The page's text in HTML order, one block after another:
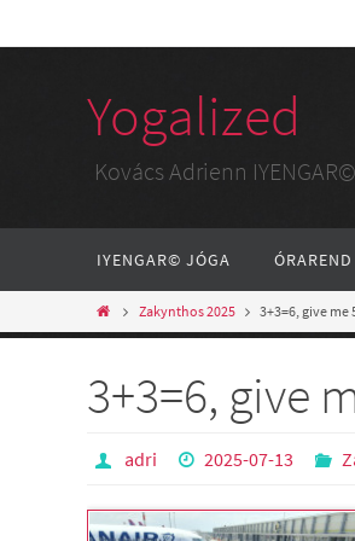
Yogalized
Kovács Adrienn
IYENGAR© JÓGA ÓRAREND
Zakynthos 2025 3+3=6, give me
3+3=6, give
adri 2025-07-13